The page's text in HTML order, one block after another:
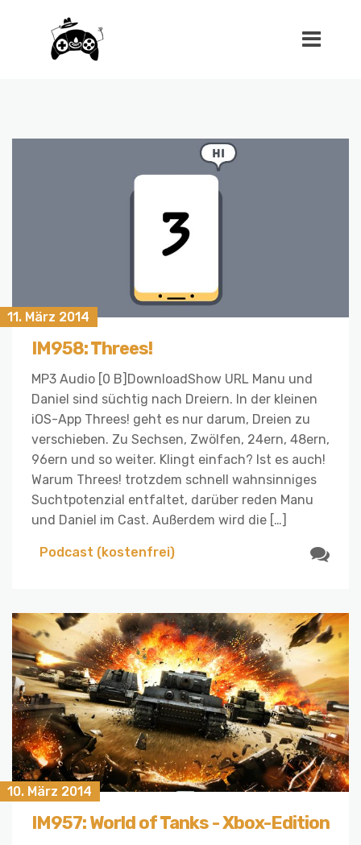
11. März 2014
IM958: Threes!
MP3 Audio [0 B]DownloadShow URL Manu und
Daniel sind süchtig nach Dreiern. In der kleinen
iOS-App Threes! geht es nur darum, Dreien zu
verschieben. Zu Sechsen, Zwölfen, 24ern, 48ern,
96ern und so weiter. Klingt einfach? Ist es auch!
Warum Threes! trotzdem schnell wahnsinniges
Suchtpotenzial entfaltet, darüber reden Manu
und Daniel im Cast. Außerdem wird die […]
Podcast (kostenfrei)
10. März 2014
IM957: World of Tanks - Xbox-Edition